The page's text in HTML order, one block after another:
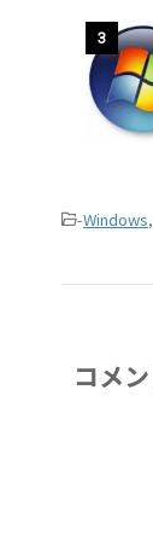
3
-Windows,
コメ